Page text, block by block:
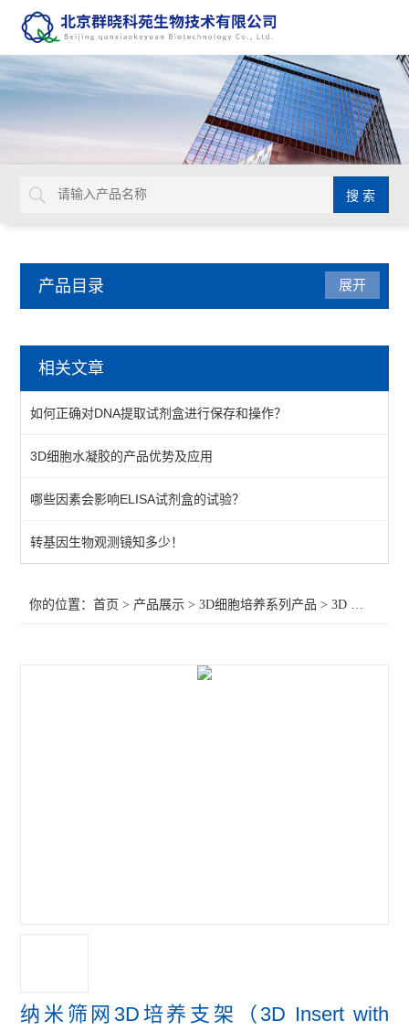
产品目录
胶原蛋白支架3D细胞培养
n3dbio磁化细胞3D培养装置
3D Biotek 3D细胞培养板
Insphero 3D细胞悬滴培养板
Cellendes 3D细胞水凝胶试剂盒
展开
相关文章
如何正确对DNA提取试剂盒进行保存和操作？
3D细胞水凝胶的产品优势及应用
哪些因素会影响ELISA试剂盒的试验？
转基因生物观测镜知多少！
你的位置：首页 > 产品展示 >3D细胞培养系列产品 >3D Biotek 3D细胞培养板
纳米筛网3D培养支架（3D Insert with